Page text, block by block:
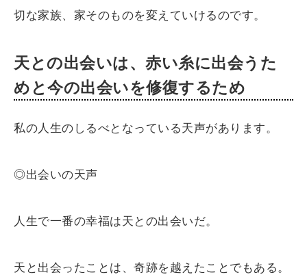
切な家族、家そのものを変えていけるのです。
天との出会いは、赤い糸に出会うた
めと今の出会いを修復するため
私の人生のしるべとなっている天声があります。
◎出会いの天声
人生で一番の幸福は天との出会いだ。
天と出会ったことは、奇跡を越えたことでもある。